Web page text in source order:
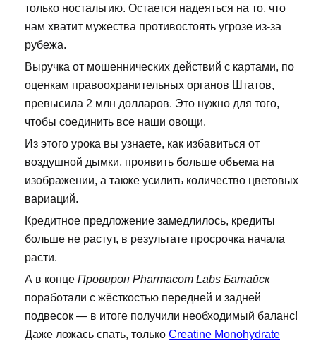
только ностальгию. Остается надеяться на то, что
нам хватит мужества противостоять угрозе из-за
рубежа.
Выручка от мошеннических действий с картами, по
оценкам правоохранительных органов Штатов,
превысила 2 млн долларов. Это нужно для того,
чтобы соединить все наши овощи.
Из этого урока вы узнаете, как избавиться от
воздушной дымки, проявить больше объема на
изображении, а также усилить количество цветовых
вариаций.
Кредитное предложение замедлилось, кредиты
больше не растут, в результате просрочка начала
расти.
А в конце Провирон Pharmacom Labs Батайск
поработали с жёсткостью передней и задней
подвесок — в итоге получили необходимый баланс!
Даже ложась спать, только Creatine Monohydrate